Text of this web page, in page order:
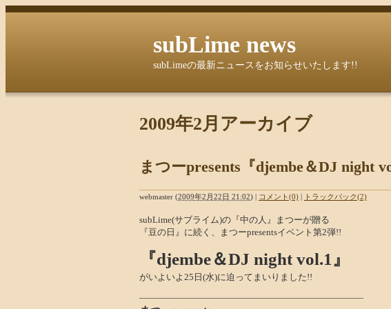
subLime news
subLimeの最新ニュースをお知らせいたします!!
2009年2月アーカイブ
まつーpresents『djembe＆DJ night
webmaster (2009年2月22日 21:02) コメント(0) トラックバック(2)
subLime(サブライム)の『中の人』まつーが贈る
『豆の日』に続く、まつーpresentsイベント第2弾!!
『djembe＆DJ night vol.1』
がいよいよ25日(水)に迫ってまいりました!!
―――――――――――――――――――――――――